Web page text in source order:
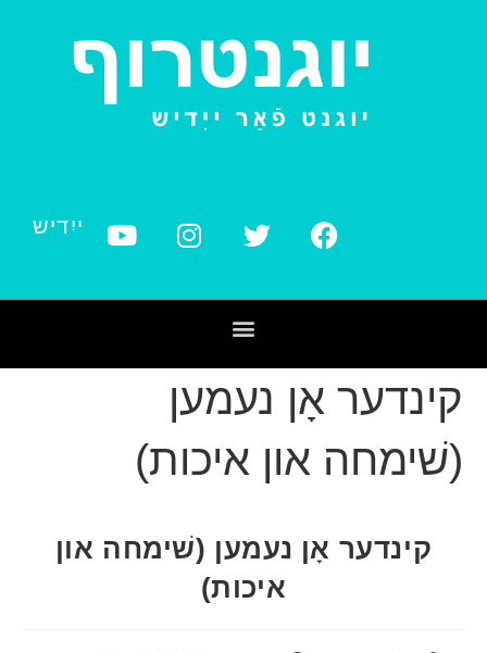
ייִדיש
קינדער אָן נעמען
(שׁימחה און איכות)
קינדער אָן נעמען (שׁימחה און
איכות)